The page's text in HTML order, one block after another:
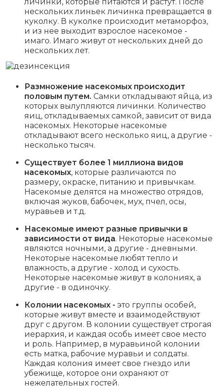
нескольких линьек личинка превращается в
куколку. В куколке происходит метаморфоз,
и из нее выходит взрослое насекомое -
имаго. Имаго живут от нескольких дней до
нескольких лет.
Размножение насекомых происходит
половым путем. Самки откладывают яйца, из
которых вылупляются личинки. Количество
яиц, откладываемых самкой, зависит от вида
насекомых. Некоторые насекомые
откладывают всего несколько яиц, а другие -
несколько тысяч.
Существует более 1 миллиона видов
насекомых, которые различаются по
размеру, окраске, питанию и привычкам.
Насекомые делятся на множество отрядов,
включая жуков, бабочек, мух, пчел, осы,
муравьев и т.д.
Насекомые имеют разные привычки в
зависимости от вида. Некоторые насекомые
являются ночными, а другие - дневными.
Некоторые насекомые любят тепло и
влажность, а другие - холод и сухость.
Некоторые насекомые живут в колониях, а
другие - в одиночку.
Колонии насекомых - это группы особей,
которые живут вместе и взаимодействуют
друг с другом. В колонии существует строгая
иерархия, и каждая особь имеет свое место
и роль. Например, в муравьиной колонии
есть матка, рабочие муравьи и солдаты.
Каждая колония имеет свое гнездо или
убежище, которое они охраняют от
нежелательных гостей.